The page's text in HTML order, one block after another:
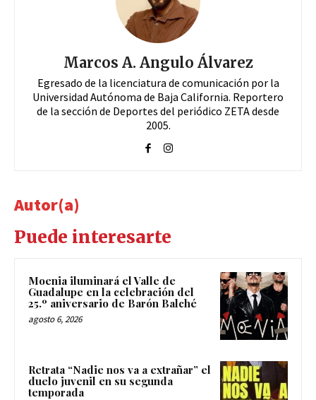
Marcos A. Angulo Álvarez
Egresado de la licenciatura de comunicación por la
Universidad Autónoma de Baja California. Reportero
de la sección de Deportes del periódico ZETA desde
2005.
Autor(a)
Puede interesarte
Moenia iluminará el Valle de
Guadalupe en la celebración del
25.º aniversario de Barón Balché
agosto 6, 2026
Retrata “Nadie nos va a extrañar” el
duelo juvenil en su segunda
temporada